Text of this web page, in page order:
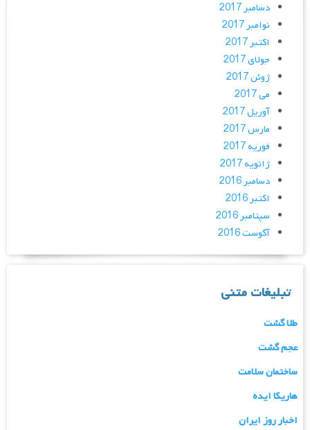
دسامبر 2017
نوامبر 2017
اکتبر 2017
جولای 2017
ژوئن 2017
می 2017
آوریل 2017
مارس 2017
فوریه 2017
ژانویه 2017
دسامبر 2016
اکتبر 2016
سپتامبر 2016
آگوست 2016
تبلیغات متنی
طلا گشت
عجم گشت
ساختمان سلامت
هاریکا ایده
اخبار روز ایران